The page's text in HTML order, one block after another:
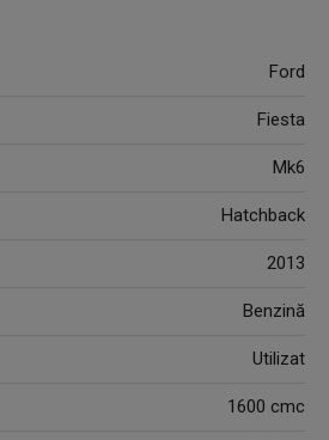
Ford
Fiesta
Mk6
Hatchback
2013
Benzină
Utilizat
1600 cmc